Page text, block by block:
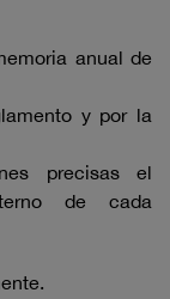
anual de
y por la
precisas el
de cada